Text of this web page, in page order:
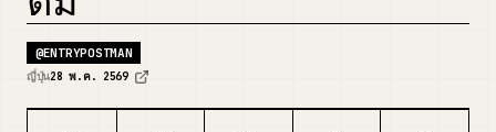
ราคา
มา "moomoo" ไปด้วยกัน
ตัวอย่างตอนต่อไป!!!
@ENTRYPOSTMAN
ญี่ปุ่น28 พ.ค. 2569